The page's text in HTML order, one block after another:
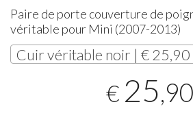
Paire de porte couverture de
véritable pour Mini (2007-2013)
Cuir véritable noir | € 25,90
€ 25,90